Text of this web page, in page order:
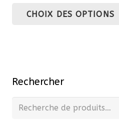
prix :
CHOIX DES OPTIONS
Rechercher
Recherche